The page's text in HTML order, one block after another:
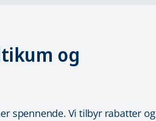
og
spennende. Vi tilbyr rabatter og